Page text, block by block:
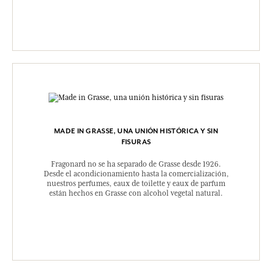
MADE IN GRASSE, UNA UNIÓN HISTÓRICA Y SIN
FISURAS
Fragonard no se ha separado de Grasse desde 1926.
Desde el acondicionamiento hasta la comercialización,
nuestros perfumes, eaux de toilette y eaux de parfum
están hechos en Grasse con alcohol vegetal natural.